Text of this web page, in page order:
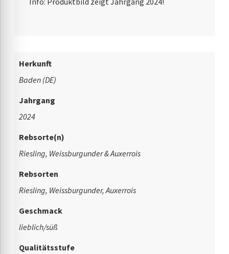
Herkunft
Baden (DE)
Jahrgang
2024
Rebsorte(n)
Riesling, Weissburgunder & Auxerrois
Rebsorten
Riesling, Weissburgunder, Auxerrois
Geschmack
lieblich/süß
Qualitätsstufe